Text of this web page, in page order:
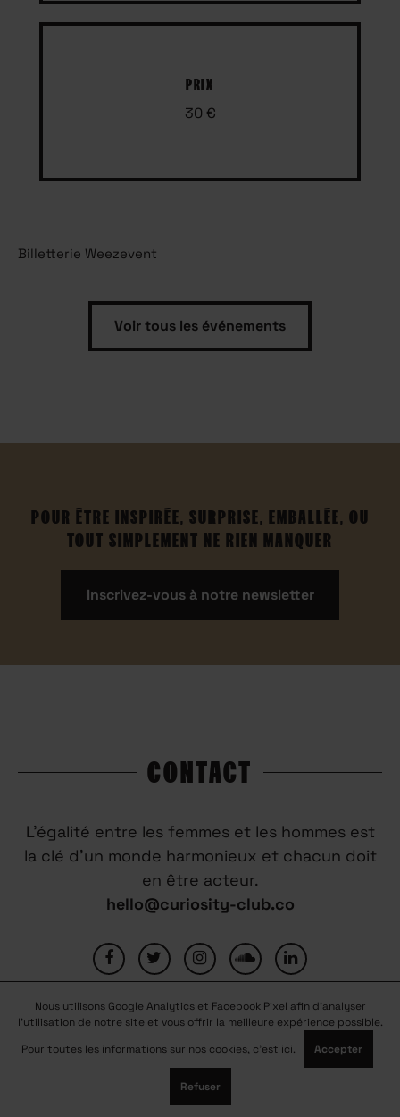
PRIX
30 €
Billetterie Weezevent
Voir tous les événements
POUR ÊTRE INSPIRÉE, SURPRISE, EMBALLÉE, OU
TOUT SIMPLEMENT NE RIEN MANQUER
Inscrivez-vous à notre newsletter
CONTACT
L’égalité entre les femmes et les hommes est
la clé d’un monde harmonieux et chacun doit
en être acteur.
hello@curiosity-club.co
FAQ CONTACTEZ-NOUS
MENTIONS LÉGALES
Nous utilisons Google Analytics et Facebook Pixel afin d'analyser
l'utilisation de notre site et vous offrir la meilleure expérience possible.
Pour toutes les informations sur nos cookies, c'est ici. Accepter
Refuser